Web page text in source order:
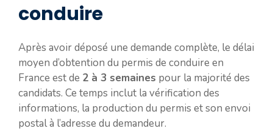
conduire
Après avoir déposé une demande complète, le délai
moyen d’obtention du permis de conduire en
France est de 2 à 3 semaines pour la majorité des
candidats. Ce temps inclut la vérification des
informations, la production du permis et son envoi
postal à l’adresse du demandeur.